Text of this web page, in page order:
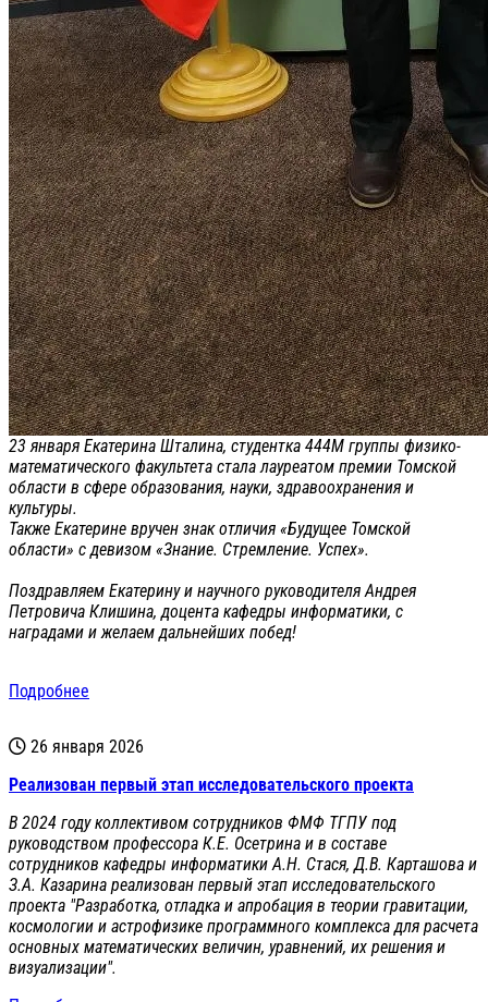
23 января Екатерина Шталина, студентка 444М группы физико-
математического факультета стала лауреатом премии Томской
области в сфере образования, науки, здравоохранения и
культуры.
Также Екатерине вручен знак отличия «Будущее Томской
области» с девизом «Знание. Стремление. Успех».
Поздравляем Екатерину и научного руководителя Андрея
Петровича Клишина, доцента кафедры информатики, с
наградами и желаем дальнейших побед!
Подробнее
26 января 2026
Реализован первый этап исследовательского проекта
В 2024 году коллективом сотрудников ФМФ ТГПУ под
руководством профессора К.Е. Осетрина и в составе
сотрудников кафедры информатики А.Н. Стася, Д.В. Карташова и
З.А. Казарина реализован первый этап исследовательского
проекта "Разработка, отладка и апробация в теории гравитации,
космологии и астрофизике программного комплекса для расчета
основных математических величин, уравнений, их решения и
визуализации".